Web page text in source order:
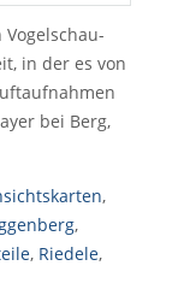
in der es von
bei Berg,
,
,
, Riedele,